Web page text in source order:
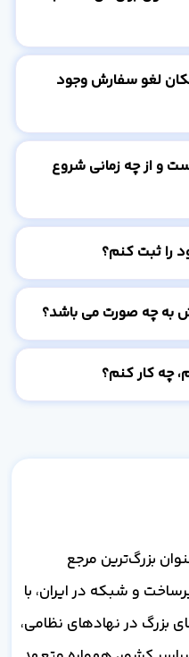
لغو سفارش وجود
و از چه زمانی شروع
را ثبت کنم؟
به چه صورت می باشد؟
چه کار کنم؟
بزرگ‌ترین مرجع
و شبکه در ایران، با
بزرگ در نهادهای نظامی،